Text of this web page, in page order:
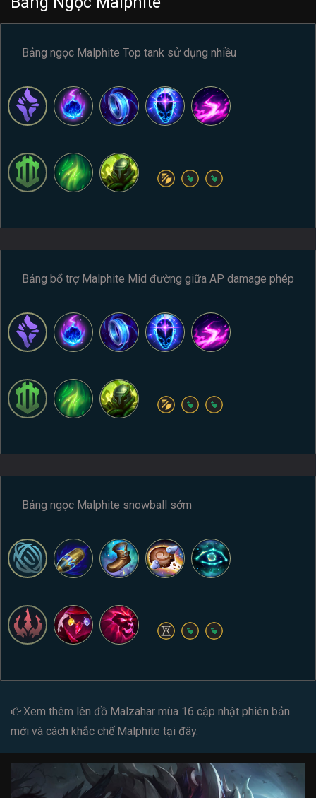
Bảng ngọc Malphite Top tank sử dụng nhiều
Bảng bổ trợ Malphite Mid đường giữa AP damage phép
Bảng ngọc Malphite snowball sớm
Xem thêm lên đồ Malzahar mùa 16 cập nhật phiên bản
mới và cách khắc chế Malphite tại đây.